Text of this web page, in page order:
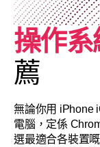
操作
薦
無論你用 iPhone
電腦，定係
選最適合各裝置